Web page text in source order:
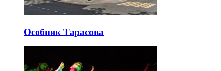
Особняк Тарасова